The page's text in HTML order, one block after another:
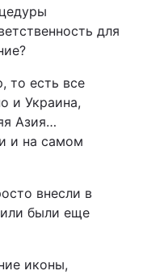
для
то есть все
и Украина,
Азия…
и на самом
внесли в
были еще
иконы,